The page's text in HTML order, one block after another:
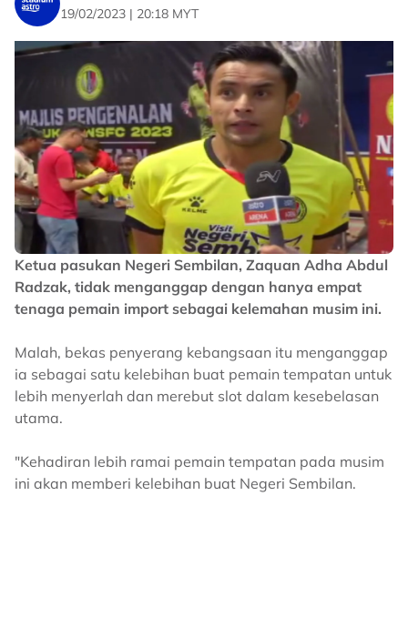
19/02/2023 | 20:18 MYT
Ketua pasukan Negeri Sembilan, Zaquan Adha Abdul
Radzak, tidak menganggap dengan hanya empat
tenaga pemain import sebagai kelemahan musim ini.
Malah, bekas penyerang kebangsaan itu menganggap
ia sebagai satu kelebihan buat pemain tempatan untuk
lebih menyerlah dan merebut slot dalam kesebelasan
utama.
"Kehadiran lebih ramai pemain tempatan pada musim
ini akan memberi kelebihan buat Negeri Sembilan.